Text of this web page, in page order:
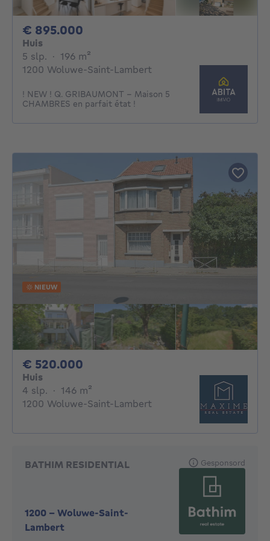
€ 895.000
Huis
5 slp. 5 slaapkamers
· 196 m²
1200 Woluwe-Saint-Lambert
! NEW ! Q. GRIBAUMONT - Maison 5
CHAMBRES en parfait état !
NIEUW
€ 520.000
Huis
4 slp. 4 slaapkamers
· 146 m²
1200 Woluwe-Saint-Lambert
BATHIM RESIDENTIAL
1200 - Woluwe-Saint-
Lambert
Gesponsord